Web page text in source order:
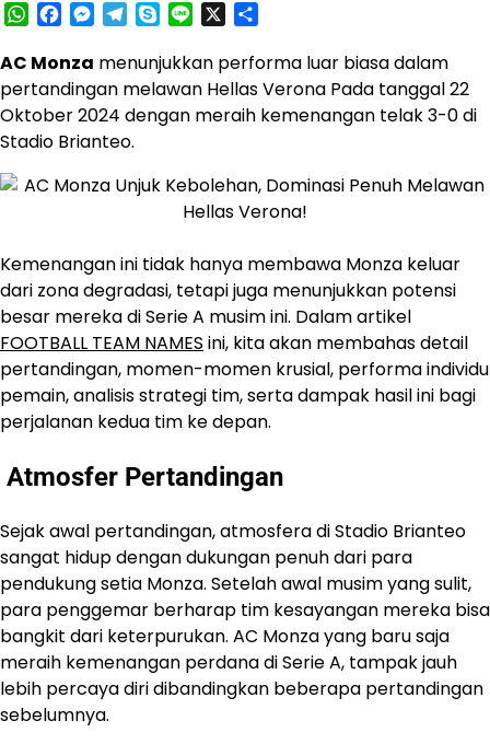
WhatsApp
Facebook
Messenger
Telegram
SkypeLine
AC Monza menunjukkan performa luar biasa dalam
pertandingan melawan Hellas Verona ​Pada tanggal 22
Oktober 2024 dengan meraih kemenangan telak 3-0 di
Stadio Brianteo.​
Kemenangan ini tidak hanya membawa Monza keluar
dari zona degradasi, tetapi juga menunjukkan potensi
besar mereka di Serie A musim ini. Dalam artikel
FOOTBALL TEAM NAMES ini, kita akan membahas detail
pertandingan, momen-momen krusial, performa individu
pemain, analisis strategi tim, serta dampak hasil ini bagi
perjalanan kedua tim ke depan.
Atmosfer Pertandingan
Sejak awal pertandingan, atmosfera di Stadio Brianteo
sangat hidup dengan dukungan penuh dari para
pendukung setia Monza. Setelah awal musim yang sulit,
para penggemar berharap tim kesayangan mereka bisa
bangkit dari keterpurukan. AC Monza yang baru saja
meraih kemenangan perdana di Serie A, tampak jauh
lebih percaya diri dibandingkan beberapa pertandingan
sebelumnya.